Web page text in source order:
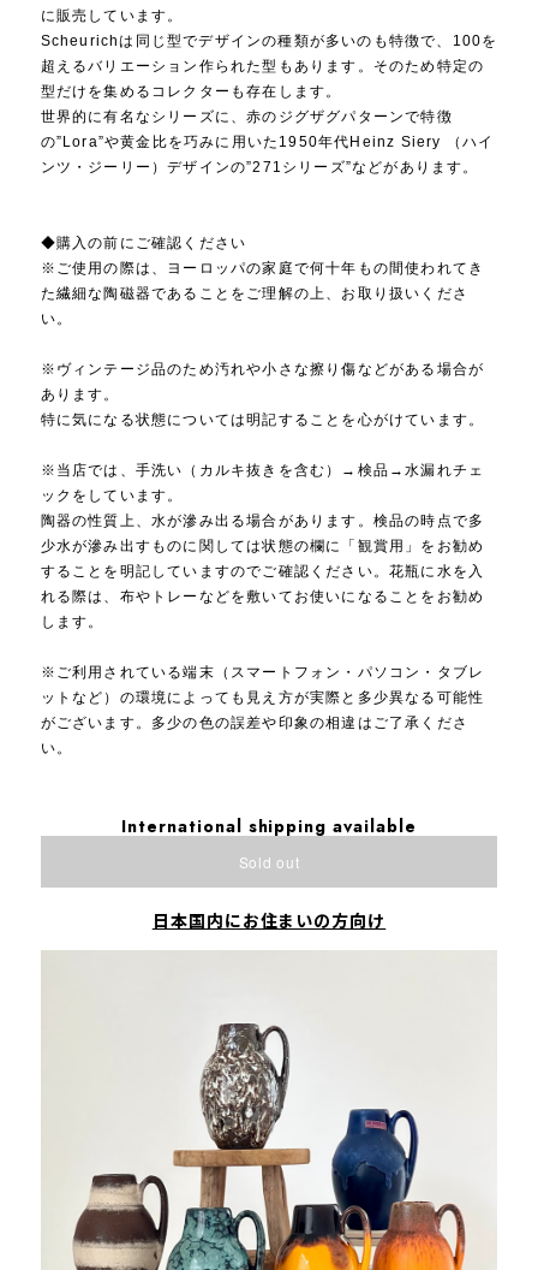
に販売しています。
Scheurichは同じ型でデザインの種類が多いのも特徴で、100を
超えるバリエーション作られた型もあります。そのため特定の
型だけを集めるコレクターも存在します。
世界的に有名なシリーズに、赤のジグザグパターンで特徴
の”Lora”や黄金比を巧みに用いた1950年代Heinz Siery （ハイ
ンツ・ジーリー）デザインの”271シリーズ”などがあります。
◆購入の前にご確認ください
※ご使用の際は、ヨーロッパの家庭で何十年もの間使われてき
た繊細な陶磁器であることをご理解の上、お取り扱いくださ
い。
※ヴィンテージ品のため汚れや小さな擦り傷などがある場合が
あります。
特に気になる状態については明記することを心がけています。
※当店では、手洗い（カルキ抜きを含む）→検品→水漏れチェ
ックをしています。
陶器の性質上、水が滲み出る場合があります。検品の時点で多
少水が滲み出すものに関しては状態の欄に「観賞用」をお勧め
することを明記していますのでご確認ください。花瓶に水を入
れる際は、布やトレーなどを敷いてお使いになることをお勧め
します。
※ご利用されている端末（スマートフォン・パソコン・タブレ
ットなど）の環境によっても見え方が実際と多少異なる可能性
がございます。多少の色の誤差や印象の相違はご了承くださ
い。
International shipping available
Sold out
日本国内にお住まいの方向け